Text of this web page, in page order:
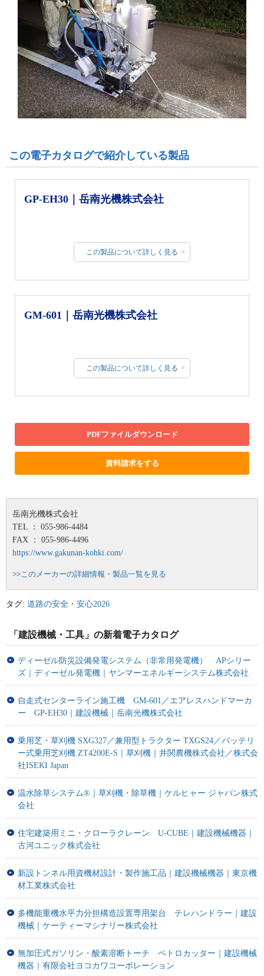
この電子カタログで紹介している製品
GP-EH30｜岳南光機株式会社
この製品について詳しく見る
GM-601｜岳南光機株式会社
この製品について詳しく見る
PDFファイルダウンロード
資料請求をする
岳南光機株式会社
TEL ： 055-986-4484
FAX ： 055-986-4496
https://www.gakunan-kohki.com/
>>このメーカーの詳細情報・製品一覧を見る
タグ: 道路の安全・安心2026
「建設機械・工具」の新着電子カタログ
ディーゼル防災設備発電システム（非常用発電機） APシリー
ズ｜ディーゼル発電機｜ヤンマーエネルギーシステム株式会社
自走式センターライン施工機 GM-601／エアレスハンドマーカ
ー GP-EH30｜建設機械｜岳南光機株式会社
乗用芝・草刈機 SXG327／兼用型トラクター TXGS24／バッテリ
ー式乗用芝刈機 ZT4200E-S｜草刈機｜井関農機株式会社／株式会
社ISEKI Japan
温水除草システム®｜草刈機・除草機｜ケルヒャー ジャパン株式
会社
住宅建築用ミニ・クローラクレーン U-CUBE｜建設機械機器｜
古河ユニック株式会社
新設トンネル用資機材設計・製作施工品｜建設機械機器｜東京機
材工業株式会社
多機能重機水平力分担構造設置専用架台 テレハンドラー｜建設
機械｜ケーティーマシナリー株式会社
無加圧式ガソリン・酸素溶断トーチ ペトロカッター｜建設機械
機器｜有限会社ヨコカワコーポレーション